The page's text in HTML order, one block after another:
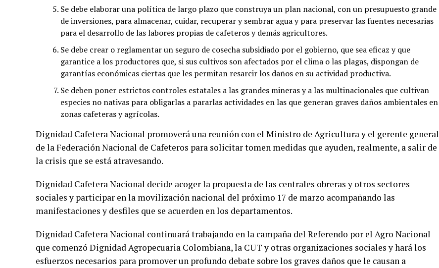
Se debe elaborar una política de largo plazo que construya un plan nacional, con un presupuesto grande
de inversiones, para almacenar, cuidar, recuperar y sembrar agua y para preservar las fuentes necesarias
para el desarrollo de las labores propias de cafeteros y demás agricultores.
Se debe crear o reglamentar un seguro de cosecha subsidiado por el gobierno, que sea eficaz y que
garantice a los productores que, si sus cultivos son afectados por el clima o las plagas, dispongan de
garantías económicas ciertas que les permitan resarcir los daños en su actividad productiva.
Se deben poner estrictos controles estatales a las grandes mineras y a las multinacionales que cultivan
especies no nativas para obligarlas a pararlas actividades en las que generan graves daños ambientales en
zonas cafeteras y agrícolas.
Dignidad Cafetera Nacional promoverá una reunión con el Ministro de Agricultura y el gerente general
de la Federación Nacional de Cafeteros para solicitar tomen medidas que ayuden, realmente, a salir de
la crisis que se está atravesando.
Dignidad Cafetera Nacional decide acoger la propuesta de las centrales obreras y otros sectores
sociales y participar en la movilización nacional del próximo 17 de marzo acompañando las
manifestaciones y desfiles que se acuerden en los departamentos.
Dignidad Cafetera Nacional continuará trabajando en la campaña del Referendo por el Agro Nacional
que comenzó Dignidad Agropecuaria Colombiana, la CUT y otras organizaciones sociales y hará los
esfuerzos necesarios para promover un profundo debate sobre los graves daños que le causan a